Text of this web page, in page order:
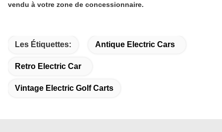
vendu à votre zone de concessionnaire.
Les Étiquettes: Antique Electric Cars
Retro Electric Car
Vintage Electric Golf Carts